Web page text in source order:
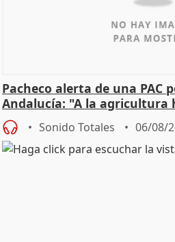
Pacheco alerta de una PAC
Andalucía: "A la agricultura
Sonido Totales 06/08/